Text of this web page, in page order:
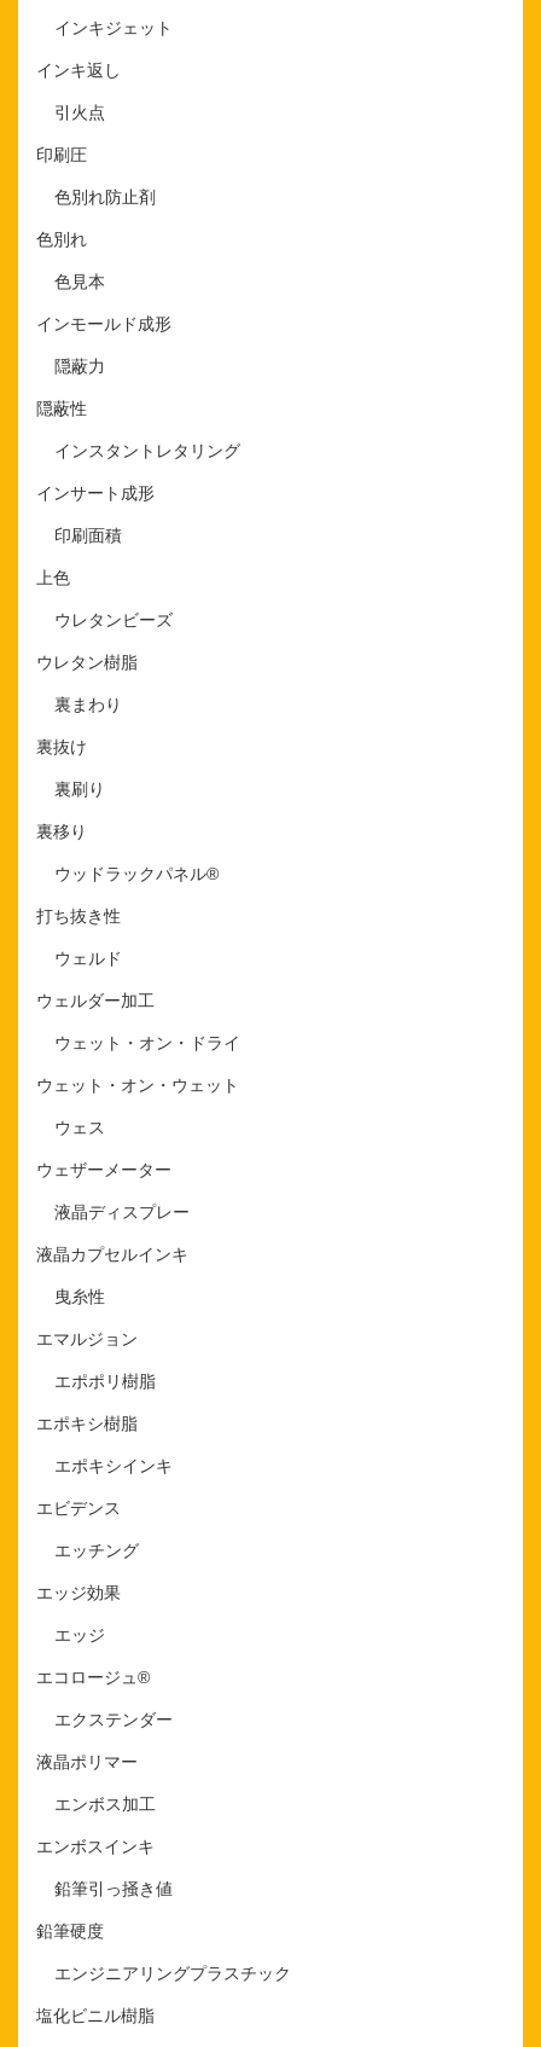
インキジェット
インキ返し
引火点
印刷圧
色別れ防止剤
色別れ
色見本
インモールド成形
隠蔽力
隠蔽性
インスタントレタリング
インサート成形
印刷面積
上色
ウレタンビーズ
ウレタン樹脂
裏まわり
裏抜け
裏刷り
裏移り
ウッドラックパネル®
打ち抜き性
ウェルド
ウェルダー加工
ウェット・オン・ドライ
ウェット・オン・ウェット
ウェス
ウェザーメーター
液晶ディスプレー
液晶カプセルインキ
曳糸性
エマルジョン
エポポリ樹脂
エポキシ樹脂
エポキシインキ
エビデンス
エッチング
エッジ効果
エッジ
エコロージュ®
エクステンダー
液晶ポリマー
エンボス加工
エンボスインキ
鉛筆引っ掻き値
鉛筆硬度
エンジニアリングプラスチック
塩化ビニル樹脂